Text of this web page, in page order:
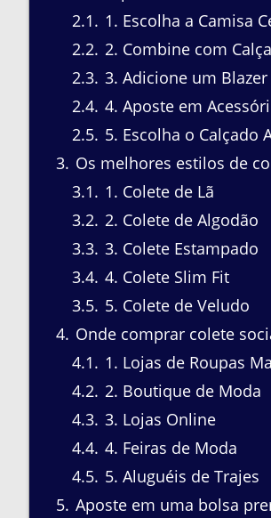
2.1
1. Escolha a Camisa
2.2 2. Combine com
2.3 3. Adicione um Blazer
2.4 4. Aposte em
2.5 5. Escolha o Calçado
3 Os melhores estilos de
3.1
1. Colete de Lã
3.2 2. Colete de Algodão
3.3 3. Colete Estampado
3.4 4. Colete Slim Fit
3.5 5. Colete de Veludo
4 Onde comprar colete
4.1
1. Lojas de Roupas
4.2 2. Boutique de Moda
4.3 3. Lojas Online
4.4 4. Feiras de Moda
4.5 5. Aluguéis de Trajes
5 Aposte em uma bolsa